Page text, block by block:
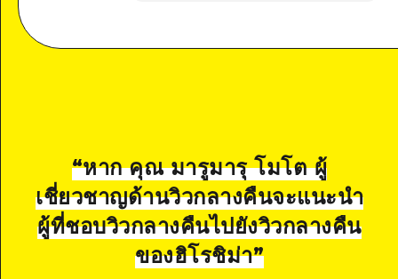
“หาก คุณ มารูมารุ โมโต ผู้
เชี่ยวชาญด้านวิวกลางคืนจะแนะนำ
ผู้ที่ชอบวิวกลางคืนไปยังวิวกลางคืน
ของฮิโรชิม่า”